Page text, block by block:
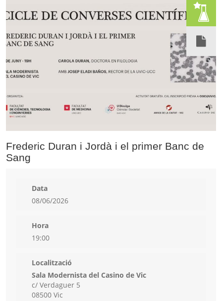
Frederic Duran i Jordà i el primer Banc de
Sang
Data
08/06/2026
Hora
19:00
Localització
Sala Modernista del Casino de Vic
c/ Verdaguer 5
08500 Vic